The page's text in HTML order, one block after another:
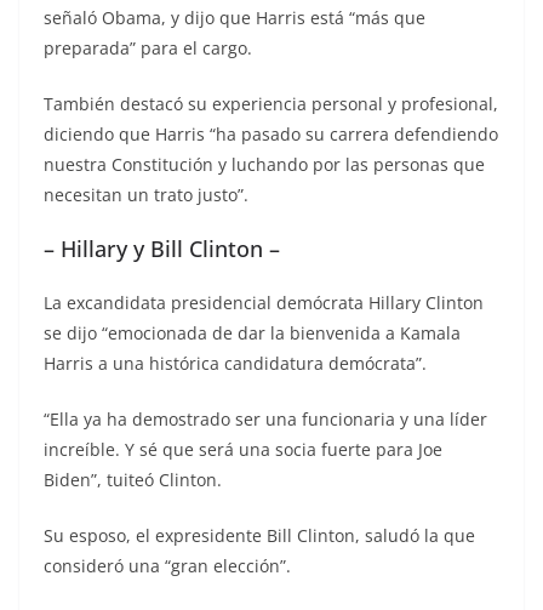
señaló Obama, y dijo que Harris está “más que
preparada” para el cargo.
También destacó su experiencia personal y profesional,
diciendo que Harris “ha pasado su carrera defendiendo
nuestra Constitución y luchando por las personas que
necesitan un trato justo”.
– Hillary y Bill Clinton –
La excandidata presidencial demócrata Hillary Clinton
se dijo “emocionada de dar la bienvenida a Kamala
Harris a una histórica candidatura demócrata”.
“Ella ya ha demostrado ser una funcionaria y una líder
increíble. Y sé que será una socia fuerte para Joe
Biden”, tuiteó Clinton.
Su esposo, el expresidente Bill Clinton, saludó la que
consideró una “gran elección”.